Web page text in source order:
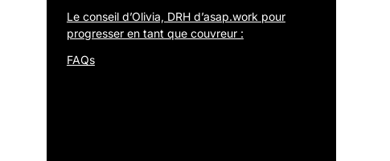
Le conseil d’Olivia, DRH d’asap.work pour
progresser en tant que couvreur :
FAQs